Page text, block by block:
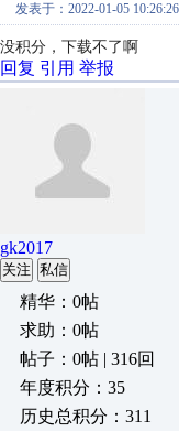
发表于：2022-01-05 10:26:26
没积分，下载不了啊
回复 引用 举报
gk2017
关注 私信
精华：0帖
求助：0帖
帖子：0帖 | 316回
年度积分：35
历史总积分：311